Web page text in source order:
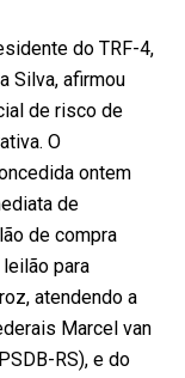
do TRF-4,
Silva, afirmou
de risco de
O
ontem
de
de compra
para
atendendo a
Marcel van
RS), e do